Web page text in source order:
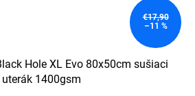
€17,90
–11 %
Hole XL Evo 80x50cm sušiaci
uterák 1400gsm